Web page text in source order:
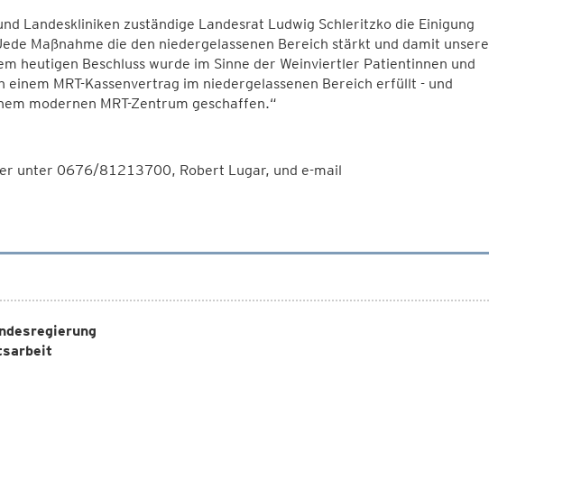
Landeskliniken zuständige Landesrat Ludwig Schleritzko die Einigung
Maßnahme die den niedergelassenen Bereich stärkt und damit unsere
heutigen Beschluss wurde im Sinne der Weinviertler Patientinnen und
MRT-Kassenvertrag im niedergelassenen Bereich erfüllt - und
modernen MRT-Zentrum geschaffen.“
unter 0676/81213700, Robert Lugar, und e-mail